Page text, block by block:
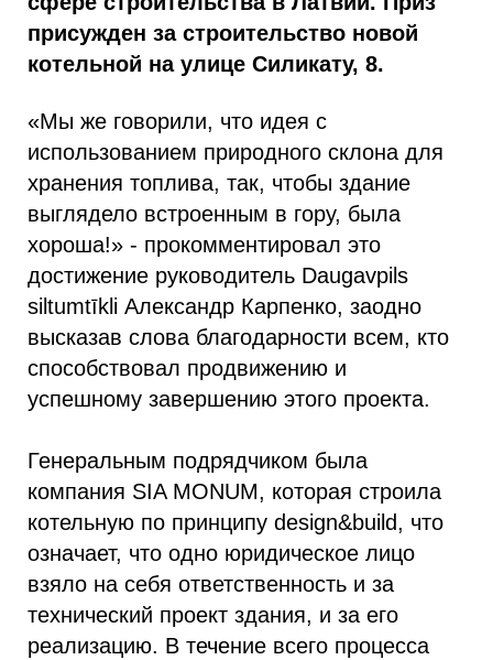
присужден за строительство новой
котельной на улице Силикату, 8.
«Мы же говорили, что идея с
использованием природного склона для
хранения топлива, так, чтобы здание
выглядело встроенным в гору, была
хороша!» - прокомментировал это
достижение руководитель Daugavpils
siltumtīkli Александр Карпенко, заодно
высказав слова благодарности всем, кто
способствовал продвижению и
успешному завершению этого проекта.
Генеральным подрядчиком была
компания SIA MONUM, которая строила
котельную по принципу design&build, что
означает, что одно юридическое лицо
взяло на себя ответственность и за
технический проект здания, и за его
реализацию. В течение всего процесса